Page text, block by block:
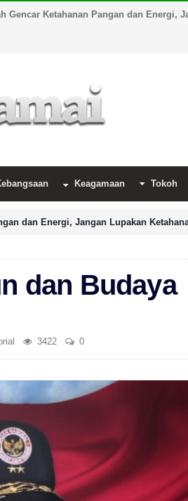
Gencar Ketahanan Pangan dan Energi,
Keagamaan Tokoh
dan Energi, Jangan Lupakan
dan Budaya
3422 0